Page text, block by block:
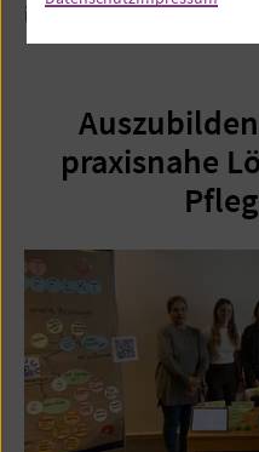
inspirierenden
praxisnahe